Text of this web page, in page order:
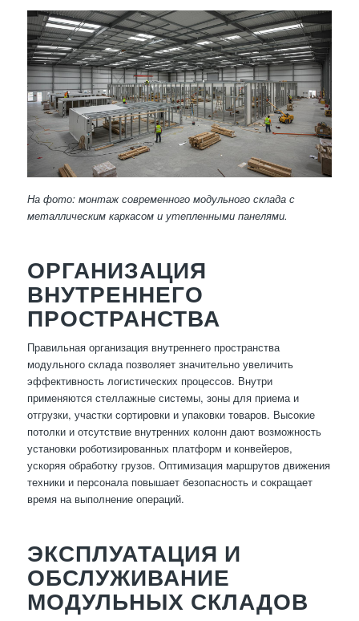
На фото: монтаж современного модульного склада с
металлическим каркасом и утепленными панелями.
ОРГАНИЗАЦИЯ
ВНУТРЕННЕГО
ПРОСТРАНСТВА
Правильная организация внутреннего пространства
модульного склада позволяет значительно увеличить
эффективность логистических процессов. Внутри
применяются стеллажные системы, зоны для приема и
отгрузки, участки сортировки и упаковки товаров. Высокие
потолки и отсутствие внутренних колонн дают возможность
установки роботизированных платформ и конвейеров,
ускоряя обработку грузов. Оптимизация маршрутов движения
техники и персонала повышает безопасность и сокращает
время на выполнение операций.
ЭКСПЛУАТАЦИЯ И
ОБСЛУЖИВАНИЕ
МОДУЛЬНЫХ СКЛАДОВ